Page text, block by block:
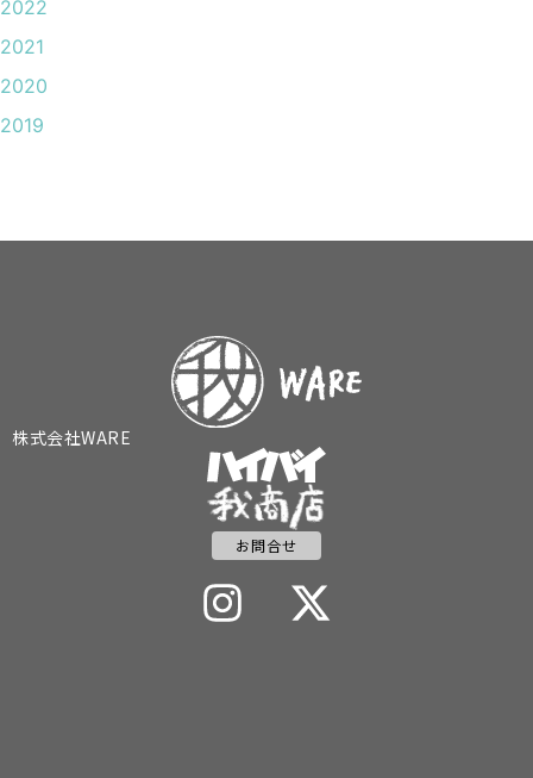
2022
2021
2020
2019
株式会社WARE
お問合せ